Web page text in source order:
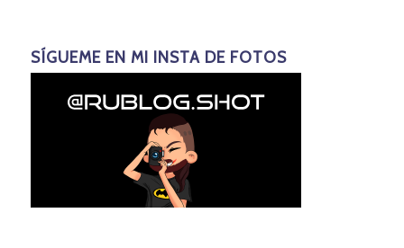
SÍGUEME EN MI INSTA DE FOTOS